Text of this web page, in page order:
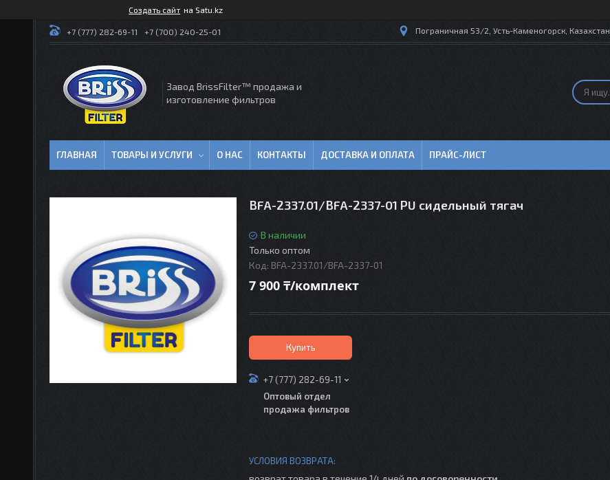
Создать сайт на Satu.kz
+7 (777) 282-69-11 +7 (700) 240-25-01 Пограничная 53/2, Усть-Каменогорск, Казахстан
Завод BrissFilter™ продажа и
изготовление фильтров
ГЛАВНАЯ ТОВАРЫ И УСЛУГИ О НАС КОНТАКТЫ ДОСТАВКА И ОПЛАТА ПРАЙС-ЛИСТ
BFA-2337.01/BFA-2337-01 PU сидельный тягач
В наличии
Только оптом
Код: BFA-2337.01/BFA-2337-01
7 900 ₸/комплект
Купить
+7 (777) 282-69-11
Оптовый отдел
продажа фильтров